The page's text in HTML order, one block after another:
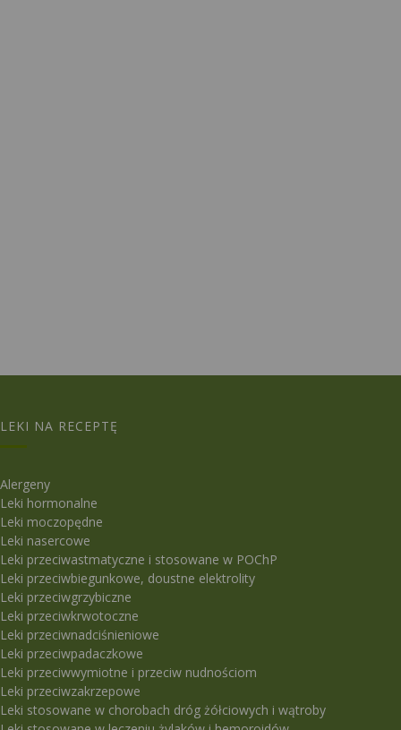
LEKI NA RECEPTĘ
Alergeny
Leki hormonalne
Leki moczopędne
Leki nasercowe
Leki przeciwastmatyczne i stosowane w POChP
Leki przeciwbiegunkowe, doustne elektrolity
Leki przeciwgrzybiczne
Leki przeciwkrwotoczne
Leki przeciwnadciśnieniowe
Leki przeciwpadaczkowe
Leki przeciwwymiotne i przeciw nudnościom
Leki przeciwzakrzepowe
Leki stosowane w chorobach dróg żółciowych i wątroby